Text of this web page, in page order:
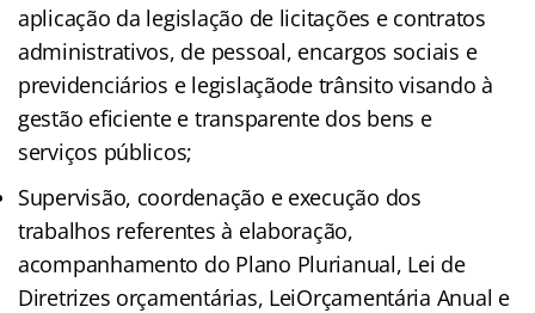
aplicação da legislação de licitações e contratos
administrativos, de pessoal, encargos sociais e
previdenciários e legislaçãode trânsito visando à
gestão eficiente e transparente dos bens e
serviços públicos;
Supervisão, coordenação e execução dos
trabalhos referentes à elaboração,
acompanhamento do Plano Plurianual, Lei de
Diretrizes orçamentárias, LeiOrçamentária Anual e